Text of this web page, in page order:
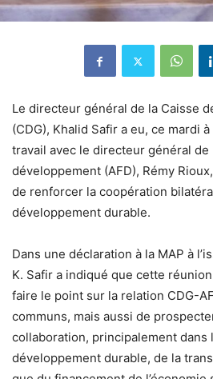
Le directeur général de la Caisse
(CDG), Khalid Safir a eu, ce mardi
travail avec le directeur général de
développement (AFD), Rémy
de renforcer la coopération
développement durable.
Dans une déclaration à la MAP à
K. Safir a indiqué que cette réunion
faire le point sur la relation CDG-
communs, mais aussi de
collaboration, principalement dans
développement durable, de la